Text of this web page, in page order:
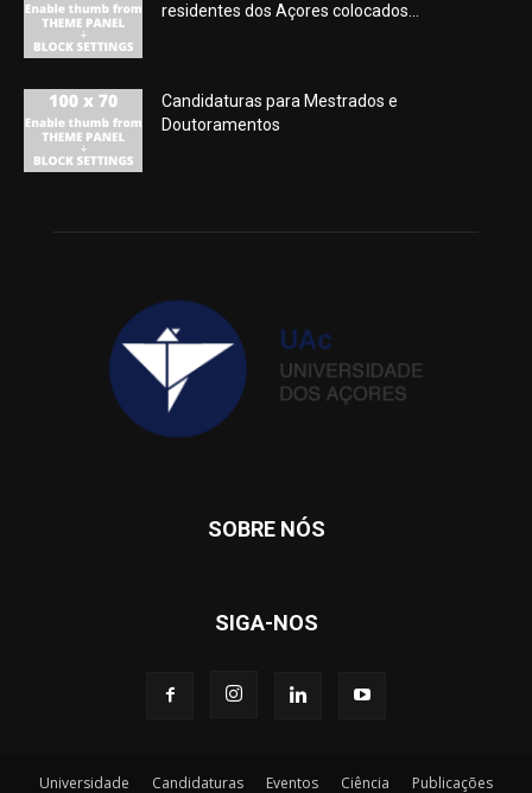
residentes dos Açores colocados...
Candidaturas para Mestrados e
Doutoramentos
SOBRE NÓS
SIGA-NOS
Universidade Candidaturas Eventos Ciência Publicações